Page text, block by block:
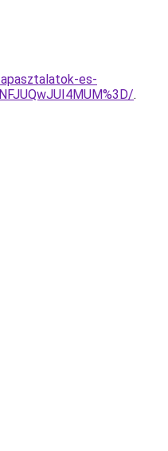
es-
.